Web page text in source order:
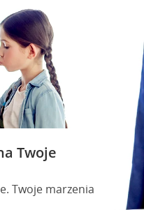
Twoje
Twoje marzenia